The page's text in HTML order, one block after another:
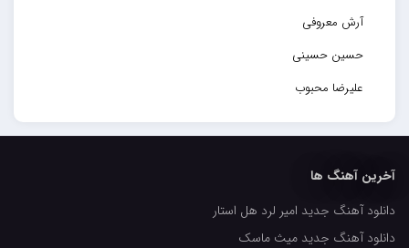
آرش معروفی
حسین حسینی
علیرضا محبوب
حسین حصارکی
کاپیتان
مجید رضوی
آخرین آهنگ ها
دانلود آهنگ جدید امیر لرد هل استار
دانلود آهنگ جدید میث ماسک